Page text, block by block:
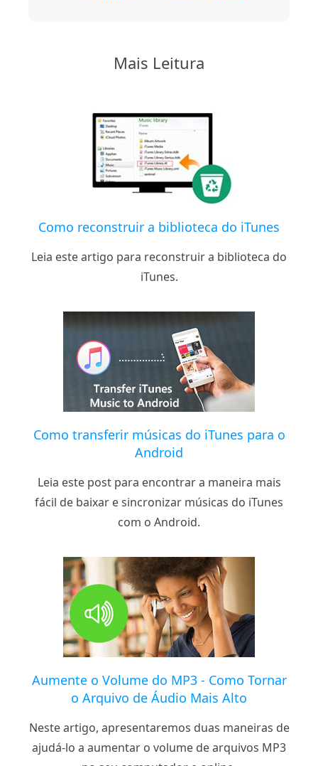
Mais Leitura
Como reconstruir a biblioteca do iTunes
Leia este artigo para reconstruir a biblioteca do
iTunes.
Como transferir músicas do iTunes para o
Android
Leia este post para encontrar a maneira mais
fácil de baixar e sincronizar músicas do iTunes
com o Android.
Aumente o Volume do MP3 - Como Tornar
o Arquivo de Áudio Mais Alto
Neste artigo, apresentaremos duas maneiras de
ajudá-lo a aumentar o volume de arquivos MP3